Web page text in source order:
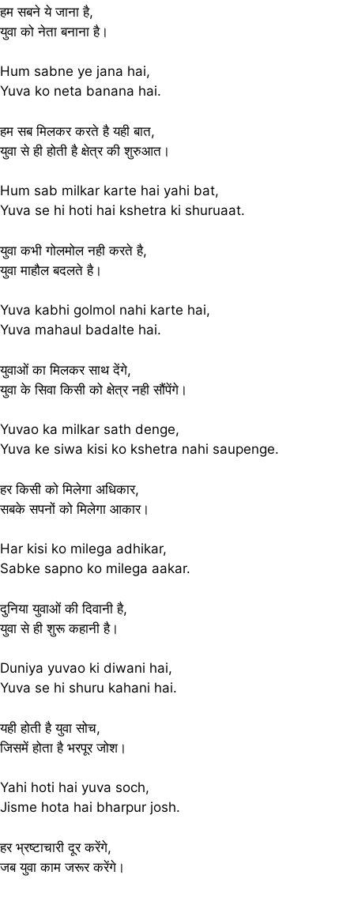
हम सबने ये जाना है,
युवा को नेता बनाना है।
Hum sabne ye jana hai,
Yuva ko neta banana hai.
हम सब मिलकर करते है यही बात,
युवा से ही होती है क्षेत्र की शुरुआत।
Hum sab milkar karte hai yahi bat,
Yuva se hi hoti hai kshetra ki shuruaat.
युवा कभी गोलमोल नही करते है,
युवा माहौल बदलते है।
Yuva kabhi golmol nahi karte hai,
Yuva mahaul badalte hai.
युवाओं का मिलकर साथ देंगे,
युवा के सिवा किसी को क्षेत्र नही सौंपेंगे।
Yuvao ka milkar sath denge,
Yuva ke siwa kisi ko kshetra nahi saupenge.
हर किसी को मिलेगा अधिकार,
सबके सपनों को मिलेगा आकार।
Har kisi ko milega adhikar,
Sabke sapno ko milega aakar.
दुनिया युवाओं की दिवानी है,
युवा से ही शुरू कहानी है।
Duniya yuvao ki diwani hai,
Yuva se hi shuru kahani hai.
यही होती है युवा सोच,
जिसमें होता है भरपूर जोश।
Yahi hoti hai yuva soch,
Jisme hota hai bharpur josh.
हर भ्रष्टाचारी दूर करेंगे,
जब युवा काम जरूर करेंगे।